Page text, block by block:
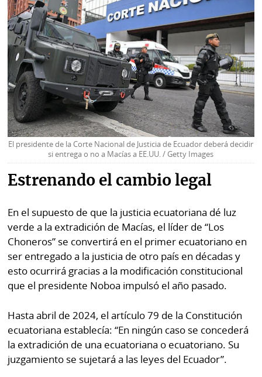
El presidente de la Corte Nacional de Justicia de Ecuador deberá decidir
si entrega o no a Macías a EE.UU. / Getty Images
Estrenando el cambio legal
En el supuesto de que la justicia ecuatoriana dé luz
verde a la extradición de Macías, el líder de “Los
Choneros” se convertirá en el primer ecuatoriano en
ser entregado a la justicia de otro país en décadas y
esto ocurrirá gracias a la modificación constitucional
que el presidente Noboa impulsó el año pasado.
Hasta abril de 2024, el artículo 79 de la Constitución
ecuatoriana establecía: “En ningún caso se concederá
la extradición de una ecuatoriana o ecuatoriano. Su
juzgamiento se sujetará a las leyes del Ecuador”.